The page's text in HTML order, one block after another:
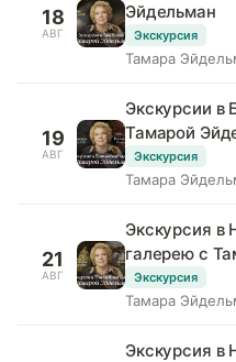
18
АВГ
Эйдельман
Экскурсия
Тамара
19
АВГ
Экскурсии в
Тамарой
Экскурсия
Тамара
21
АВГ
Экскурсия в
галерею с
Экскурсия
Тамара
Экскурсия в